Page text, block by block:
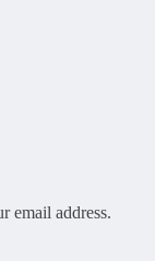
email address.